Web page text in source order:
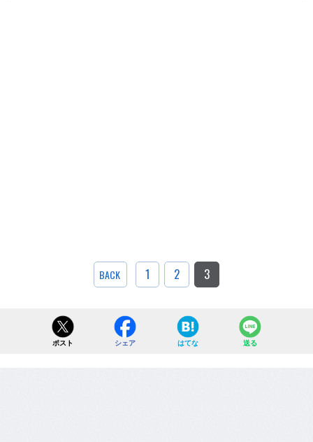
BACK 1 2 3
ポスト シェア はてな 送る